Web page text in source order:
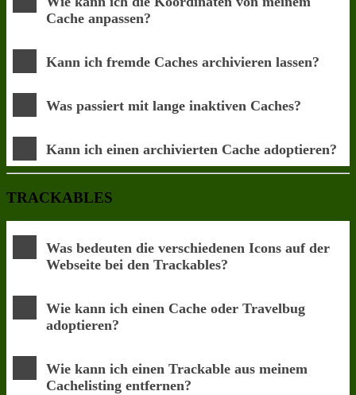
Cache anpassen?
Kann ich fremde Caches archivieren lassen?
Was passiert mit lange inaktiven Caches?
Kann ich einen archivierten Cache adoptieren?
TRACKABLES
Was bedeuten die verschiedenen Icons auf der
Webseite bei den Trackables?
Wie kann ich einen Cache oder Travelbug
adoptieren?
Wie kann ich einen Trackable aus meinem
Cachelisting entfernen?